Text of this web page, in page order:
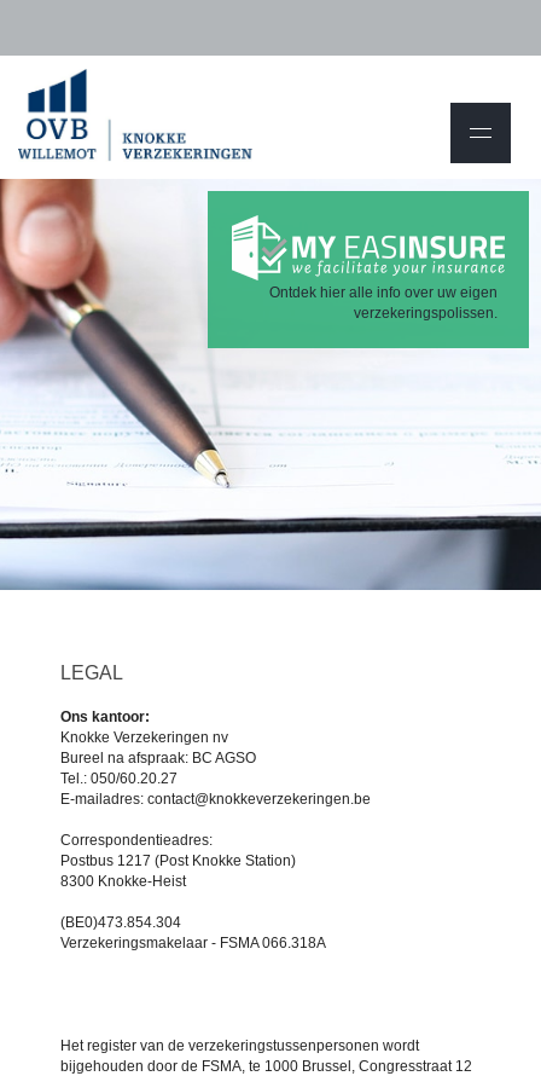
Ontdek hier alle info over uw eigen
verzekeringspolissen.
LEGAL
Ons kantoor:
Knokke Verzekeringen nv
Bureel na afspraak: BC AGSO
Tel.: 050/60.20.27
E-mailadres: contact@knokkeverzekeringen.be
Correspondentieadres:
Postbus 1217 (Post Knokke Station)
8300 Knokke-Heist
(BE0)473.854.304
Verzekeringsmakelaar - FSMA 066.318A
Het register van de verzekeringstussenpersonen wordt
bijgehouden door de FSMA, te 1000 Brussel, Congresstraat 12